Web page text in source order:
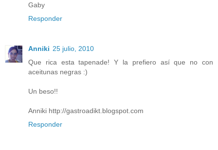
Gaby
Responder
Anniki 25 julio, 2010
Que rica esta tapenade! Y la prefiero así que no con
aceitunas negras :)
Un beso!!
Anniki http://gastroadikt.blogspot.com
Responder